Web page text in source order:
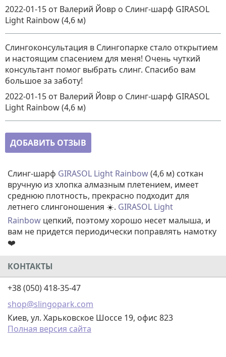
2022-01-15 от Валерий Йовр о Слинг-шарф GIRASOL
Light Rainbow (4,6 м)
Слингоконсультация в Слингопарке стало открытием
и настоящим спасением для меня! Очень чуткий
консультант помог выбрать слинг. Спасибо вам
большое за заботу!
2022-01-15 от Валерий Йовр о Слинг-шарф GIRASOL
Light Rainbow (4,6 м)
ДОБАВИТЬ ОТЗЫВ
Слинг-шарф GIRASOL Light Rainbow(4,6 м) соткан
вручную из хлопка алмазным плетением, имеет
среднюю плотность, прекрасно подходит для
летнего слингоношения ☀️. GIRASOL Light
Rainbow цепкий, поэтому хорошо несет малыша, и
вам не придется периодически поправлять намотку
❤️
КОНТАКТЫ
+38 (050) 418-35-47
shop@slingopark.com
Киев, ул. Харьковское Шоссе 19, офис 823
Полная версия сайта